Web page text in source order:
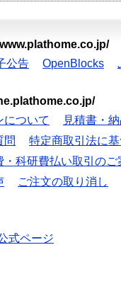
公告 OpenBlocks
について
見積書・
問
特定商取引法に
・科研費払い取引のご
ご注文の取り消し
式ページ